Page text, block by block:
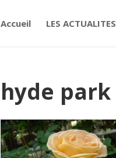
Accueil LES ACTUALITES
hyde park